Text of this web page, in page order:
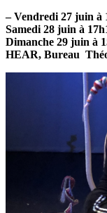
– Vendredi 27 juin à
Samedi 28 juin à
Dimanche 29 juin à
HEAR, Bureau